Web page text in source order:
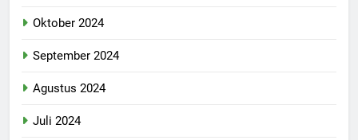
Oktober 2024
September 2024
Agustus 2024
Juli 2024